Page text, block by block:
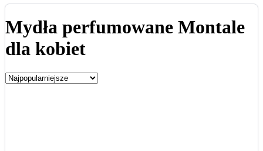
Mydła perfumowane Montale
dla kobiet